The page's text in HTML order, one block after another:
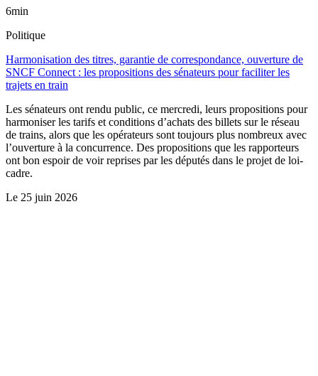
6min
Politique
Harmonisation des titres, garantie de correspondance, ouverture de
SNCF Connect : les propositions des sénateurs pour faciliter les
trajets en train
Les sénateurs ont rendu public, ce mercredi, leurs propositions pour
harmoniser les tarifs et conditions d’achats des billets sur le réseau
de trains, alors que les opérateurs sont toujours plus nombreux avec
l’ouverture à la concurrence. Des propositions que les rapporteurs
ont bon espoir de voir reprises par les députés dans le projet de loi-
cadre.
Le 25 juin 2026